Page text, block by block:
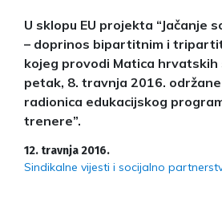
U sklopu EU projekta “Jačanje
– doprinos bipartitnim i
kojeg provodi Matica hrvatskih
petak, 8. travnja 2016.
radionica edukacijskog
trenere”.
12. travnja 2016.
Sindikalne vijesti i socijalno